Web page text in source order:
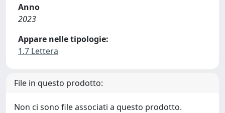
Anno
2023
Appare nelle tipologie:
1.7 Lettera
File in questo prodotto:
Non ci sono file associati a questo prodotto.